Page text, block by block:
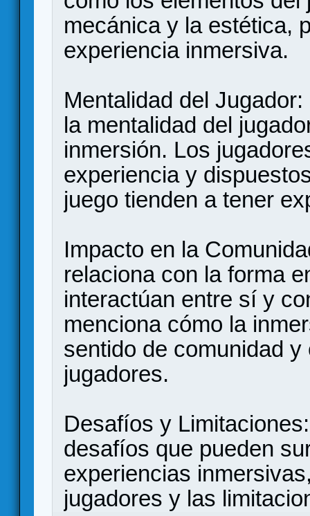
mecánica y la estética,
experiencia inmersiva.
Mentalidad del
la mentalidad del
inmersión. Los
experiencia y
juego tienden a tener
Impacto en la
relaciona con la forma
interactúan entre sí y
menciona cómo la
sentido de comunidad
jugadores.
Desafíos y
desafíos que pueden
experiencias
jugadores y las